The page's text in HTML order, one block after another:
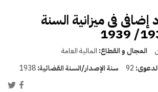
إضافى فى ميزانية السنة
المجال و القطاع: المالية العامة
92 سنة الإصدار/السنة القضائية:1938